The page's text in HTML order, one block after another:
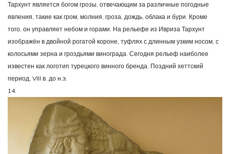
Тархунт является богом грозы, отвечающим за различные погодные
явления, такие как гром, молния, гроза, дождь, облака и бури. Кроме
того, он управляет небом и горами. На рельефе из Ивриза Тархунт
изображён в двойной рогатой короне, туфлях с длинным узким носом, с
колосьями зерна и гроздьями винограда. Сегодня рельеф наиболее
известен как логотип турецкого винного бренда. Поздний хеттский
период, VIII в. до н.э.
14.